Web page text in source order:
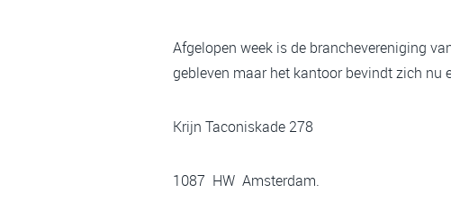
Afgelopen week is de branchevereniging
gebleven maar het kantoor bevindt zich nu
Krijn Taconiskade 278
1087 HW Amsterdam.